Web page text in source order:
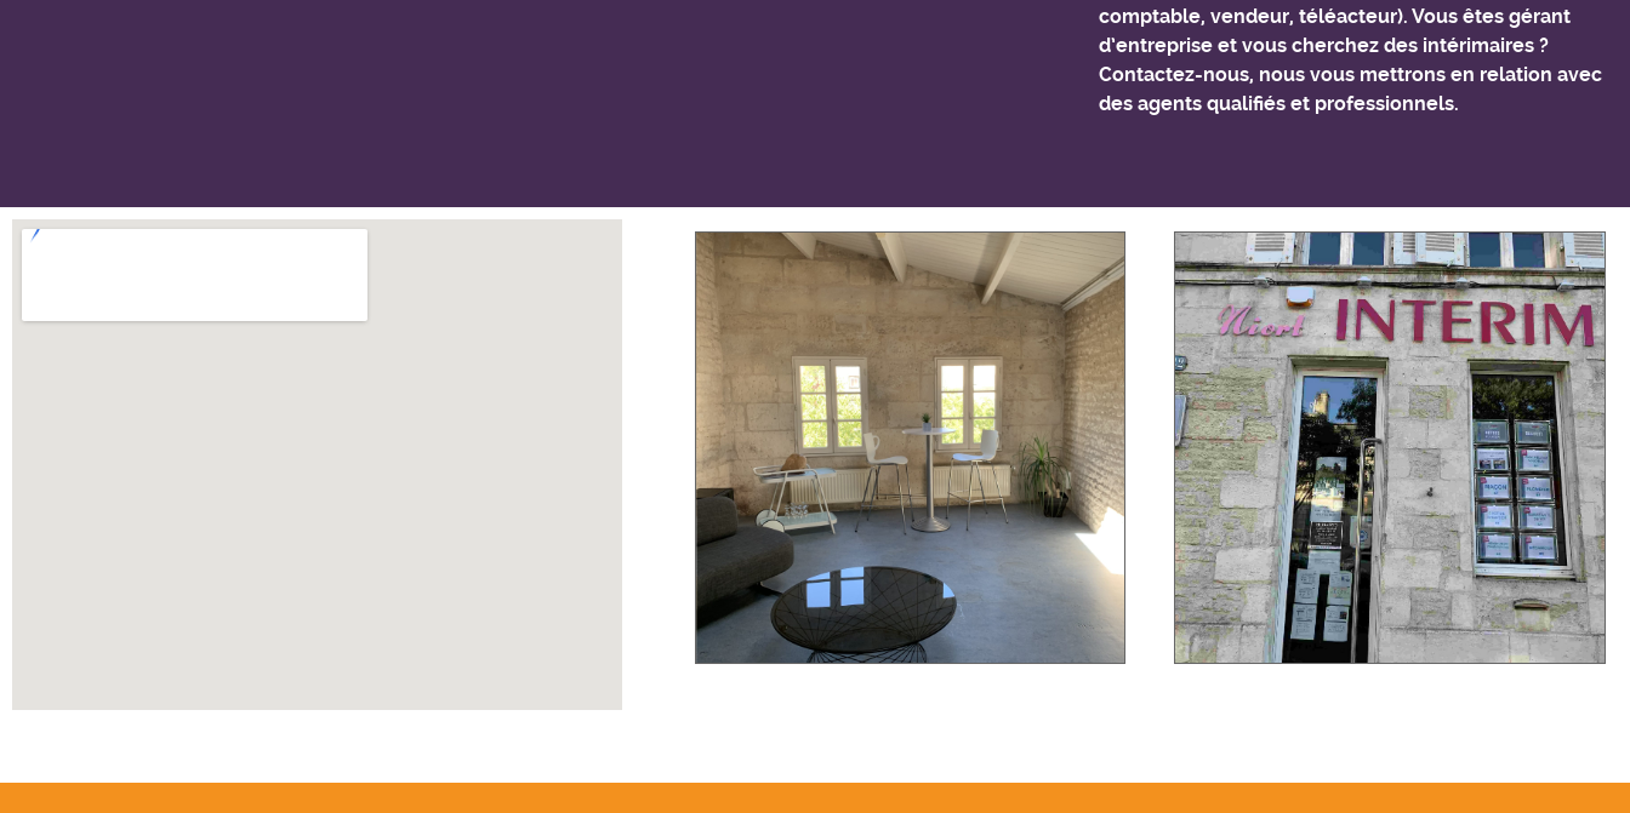
comptable, vendeur, téléacteur). Vous êtes gérant
d’entreprise et vous cherchez des intérimaires ?
Contactez-nous, nous vous mettrons en relation avec
des agents qualifiés et professionnels.